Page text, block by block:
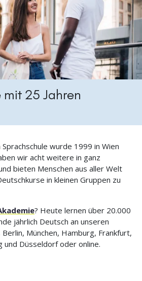
25 Jahren
wurde 1999 in Wien
wir acht weitere in ganz
bieten Menschen aus aller Welt
in kleinen Gruppen zu
? Heute lernen über 20.000
jährlich Deutsch an unseren
Berlin, München, Hamburg, Frankfurt,
und Düsseldorf oder online.